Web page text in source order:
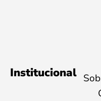
Institucional